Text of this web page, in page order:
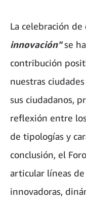
La celebración de
innovación"se
contribución
nuestras
sus ciudadanos,
reflexión entre
de tipologías y
conclusión, el
articular líneas
innovadoras,